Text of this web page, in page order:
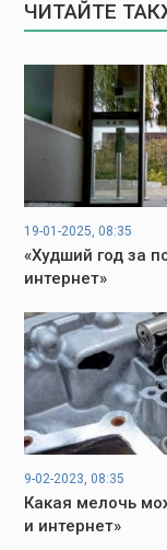
ЧИТАЙТЕ
19-01-2025, 08:35
«Худший год за
интернет»
9-02-2023, 08:35
Какая мелочь
и интернет»